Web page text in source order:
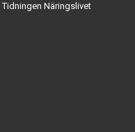
Tidningen Näringslivet